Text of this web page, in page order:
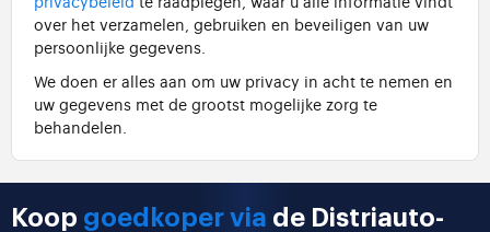
over het verzamelen, gebruiken en beveiligen van uw
persoonlijke gegevens.
We doen er alles aan om uw privacy in acht te nemen en
uw gegevens met de grootst mogelijke zorg te
behandelen.
Koop goedkoper via de Distriauto-